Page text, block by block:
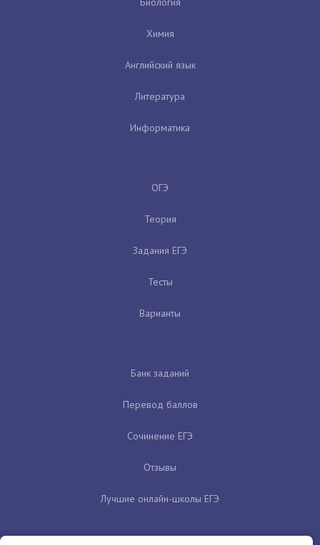
Химия
Английский язык
Литература
Информатика
ОГЭ
Теория
Задания ЕГЭ
Тесты
Варианты
Банк заданий
Перевод баллов
Сочинение ЕГЭ
Отзывы
Лучшие онлайн-школы ЕГЭ